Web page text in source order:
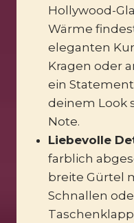
Hollywood-
Wärme
eleganten
Kragen oder
ein
deinem Look
Note.
Liebevolle
farblich
breite Gürtel
Schnallen